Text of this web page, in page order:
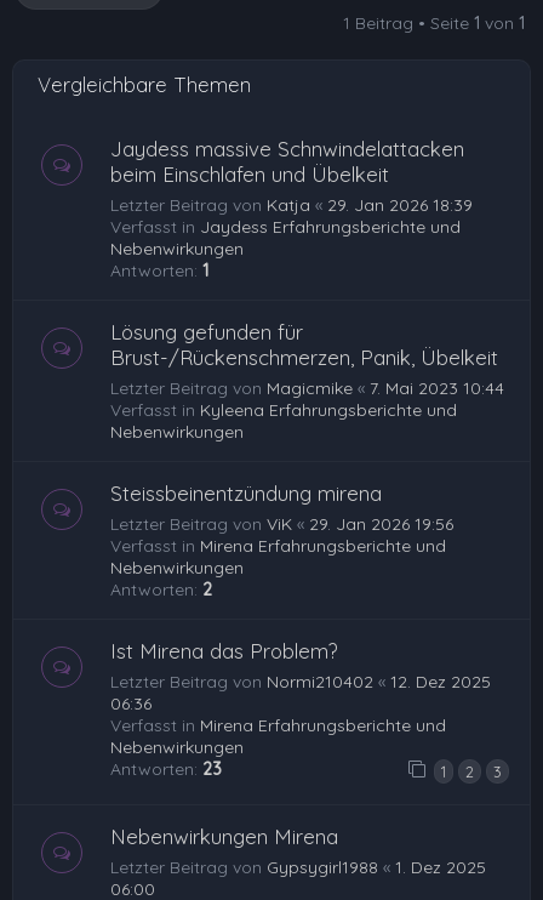
1 Beitrag • Seite 1 von 1
Vergleichbare Themen
Jaydess massive Schnwindelattacken
beim Einschlafen und Übelkeit
Letzter Beitrag von Katja « 29. Jan 2026 18:39
Verfasst in Jaydess Erfahrungsberichte und
Nebenwirkungen
Antworten: 1
Lösung gefunden für
Brust-/Rückenschmerzen, Panik, Übelkeit
Letzter Beitrag von Magicmike « 7. Mai 2023 10:44
Verfasst in Kyleena Erfahrungsberichte und
Nebenwirkungen
Steissbeinentzündung mirena
Letzter Beitrag von ViK « 29. Jan 2026 19:56
Verfasst in Mirena Erfahrungsberichte und
Nebenwirkungen
Antworten: 2
Ist Mirena das Problem?
Letzter Beitrag von Normi210402 « 12. Dez 2025
06:36
Verfasst in Mirena Erfahrungsberichte und
Nebenwirkungen
Antworten: 23 1 2 3
Nebenwirkungen Mirena
Letzter Beitrag von Gypsygirl1988 « 1. Dez 2025
06:00